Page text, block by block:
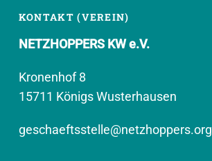
KONTAKT (VEREIN)
NETZHOPPERS KW e.V.
Kronenhof 8
15711 Königs Wusterhausen
geschaeftsstelle@netzhoppers.org